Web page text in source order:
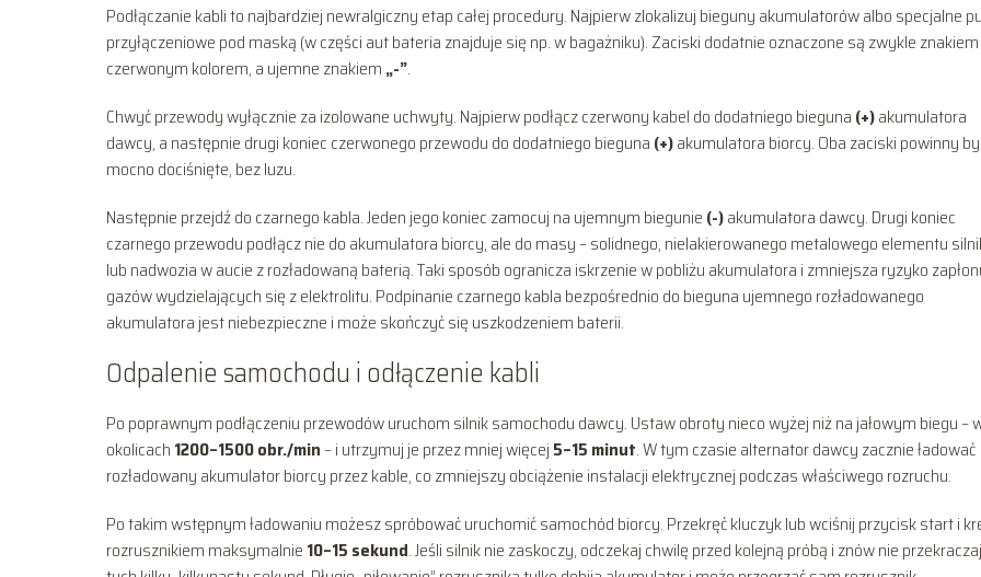
Podłączanie kabli to najbardziej newralgiczny etap całej procedury. Najpierw zlokalizuj bieguny akumulatorów albo specjalne
przyłączeniowe pod maską (w części aut bateria znajduje się np. w bagażniku). Zaciski dodatnie oznaczone są zwykle znakiem
czerwonym kolorem, a ujemne znakiem „-”.
Chwyć przewody wyłącznie za izolowane uchwyty. Najpierw podłącz czerwony kabel do dodatniego bieguna (+)akumulatora
dawcy, a następnie drugi koniec czerwonego przewodu do dodatniego bieguna (+)akumulatora biorcy. Oba zaciski powinny
mocno dociśnięte, bez luzu.
Następnie przejdź do czarnego kabla. Jeden jego koniec zamocuj na ujemnym biegunie (-)akumulatora dawcy. Drugi koniec
czarnego przewodu podłącz nie do akumulatora biorcy, ale do masy – solidnego, nielakierowanego metalowego elementu
lub nadwozia w aucie z rozładowaną baterią. Taki sposób ogranicza iskrzenie w pobliżu akumulatora i zmniejsza ryzyko
gazów wydzielających się z elektrolitu. Podpinanie czarnego kabla bezpośrednio do bieguna ujemnego rozładowanego
akumulatora jest niebezpieczne i może skończyć się uszkodzeniem baterii.
Odpalenie samochodu i odłączenie kabli
Po poprawnym podłączeniu przewodów uruchom silnik samochodu dawcy. Ustaw obroty nieco wyżej niż na jałowym biegu –
okolicach 1200–1500 obr./min – i utrzymuj je przez mniej więcej 5–15 minut. W tym czasie alternator dawcy zacznie ładować
rozładowany akumulator biorcy przez kable, co zmniejszy obciążenie instalacji elektrycznej podczas właściwego rozruchu.
Po takim wstępnym ładowaniu możesz spróbować uruchomić samochód biorcy. Przekręć kluczyk lub wciśnij przycisk start i
rozrusznikiem maksymalnie 10–15 sekund. Jeśli silnik nie zaskoczy, odczekaj chwilę przed kolejną próbą i znów nie przekraczaj